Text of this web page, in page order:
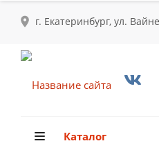
г. Екатеринбург, ул.
Каталог